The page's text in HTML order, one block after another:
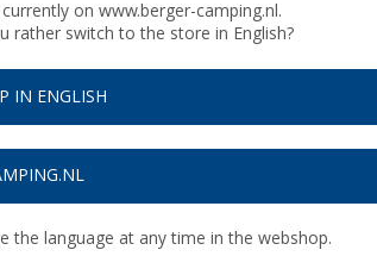
€
on www.berger-camping.nl.
rather switch to the store in English?
IN ENGLISH
the language at any time in the webshop.